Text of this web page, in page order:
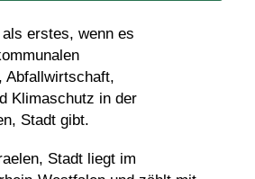
erstes, wenn es
Abfallwirtschaft,
Klimaschutz in der
Stadt gibt.
Stadt liegt im